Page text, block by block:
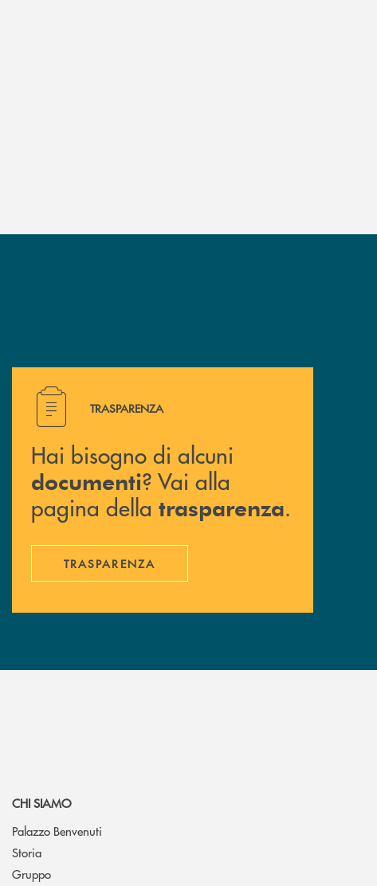
Hai bisogno di alcuni documenti ? Vai alla pagina della
TRASPARENZA
Hai bisogno di alcuni
documenti? Vai alla
pagina della trasparenza.
TRASPARENZA
CHI SIAMO
Palazzo Benvenuti
Storia
Gruppo